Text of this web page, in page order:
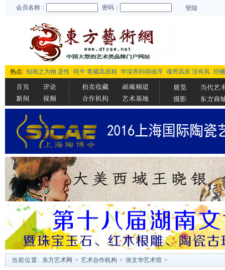
会员名称： 密码： 登陆
热点: 知画之为物 是性 牦牛 青藏高原精 学深养到得雄浑 魂寄高原 没有风 经
当前位置: 东方艺术网 > 艺术合作机构 > 张文华艺术馆 >